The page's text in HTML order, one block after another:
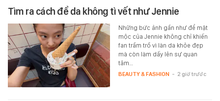
Tìm ra cách để da không tì vết như Jennie
Những bức ảnh gần như để mặt
mộc của Jennie không chỉ khiến
fan trầm trồ vì làn da khỏe đẹp
mà còn làm dấy lên sự quan
tâm…
BEAUTY & FASHION - 2 giờ trước